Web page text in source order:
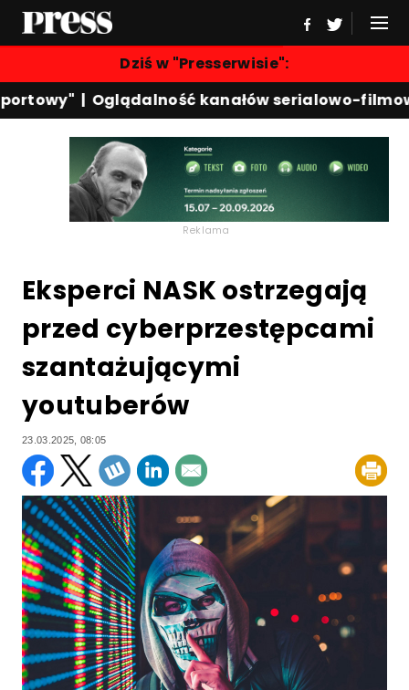
Dziś w "Presserwisie":
|Oglądalność kanałów serialowo-
Reklama
Eksperci NASK ostrzegają
przed cyberprzestępcami
szantażującymi
youtuberów
23.03.2025, 08:05